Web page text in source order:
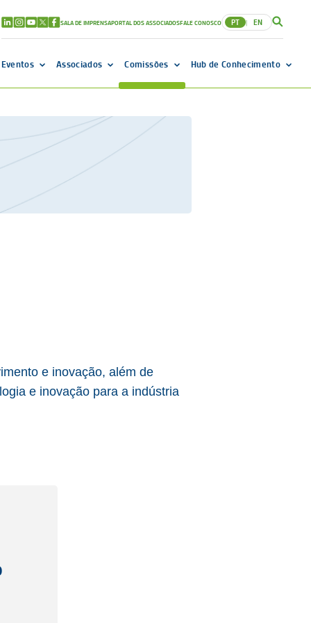
SALA DE IMPRENSAPORTAL DOS ASSOCIADOSFALE CONOSCO PT | EN
Eventos Associados Comissões Hub de Conhecimento
e inovação, além de
e inovação para a indústria